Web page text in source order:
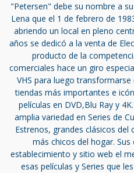
"Petersen" debe su nombre a
Lena que el 1 de febrero de
abriendo un local en pleno
años se dedicó a la venta de
producto de la
comerciales hace un giro
VHS para luego
tiendas más importantes e
películas en DVD,Blu Ray y
amplia variedad en Series de
Estrenos, grandes clásicos del
más chicos del hogar.
establecimiento y sitio web el
esas películas y Series que